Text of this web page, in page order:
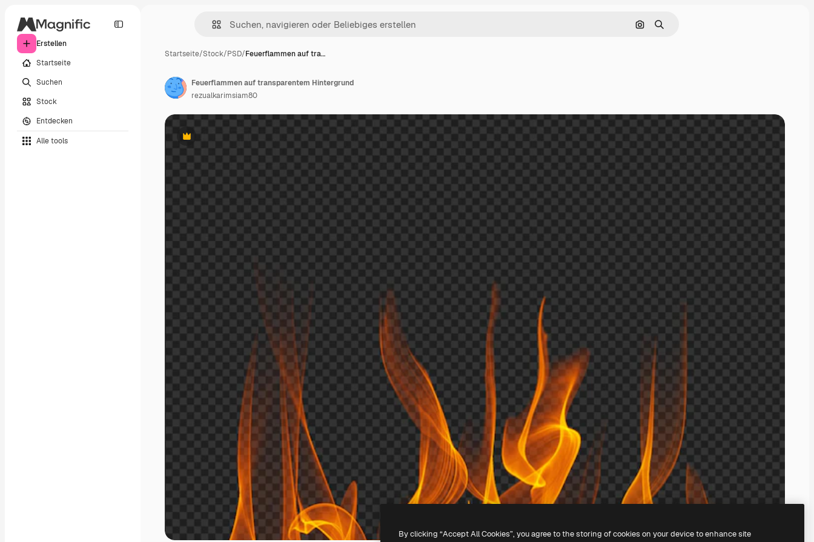
Erstellen
Startseite
Suchen
Stock
Entdecken
Alle tools
Nach Bild suchen
Suchen
Startseite/Stock/PSD/Feuerflammen auf tra…
Premium
Feuerflammen auf transparentem Hintergrund
rezualkarimsiam80
By clicking “Accept All Cookies”, you agree to the storing of cookies on your device to enhance site